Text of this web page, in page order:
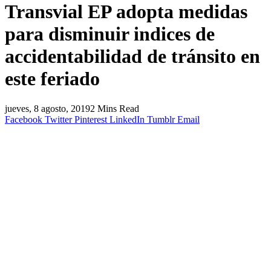
Transvial EP adopta medidas
para disminuir indices de
accidentabilidad de tránsito en
este feriado
jueves, 8 agosto, 20192 Mins Read
Facebook Twitter Pinterest LinkedIn Tumblr Email